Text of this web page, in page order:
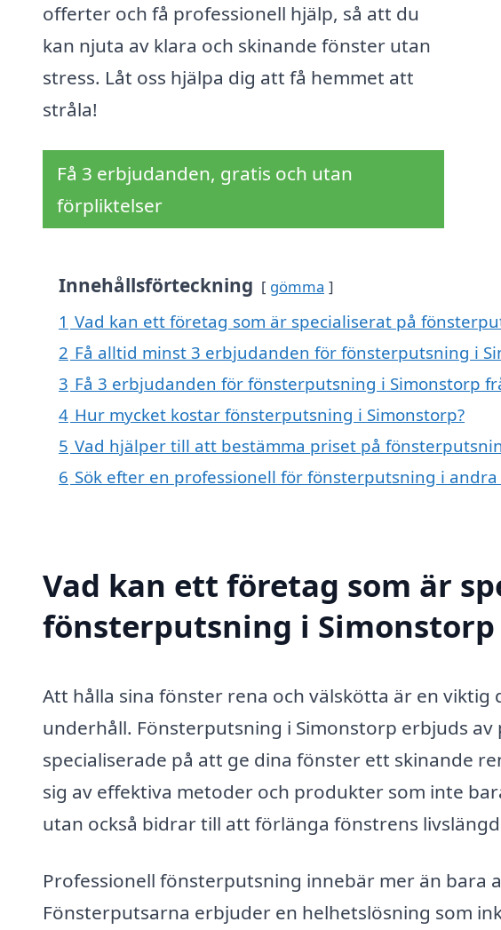
offerter och få professionell hjälp, så att du
kan njuta av klara och skinande fönster utan
stress. Låt oss hjälpa dig att få hemmet att
stråla!
Få 3 erbjudanden, gratis och utan
förpliktelser
Innehållsförteckning gömma
1 Vad kan ett företag som är specialiserat på
2 Få alltid minst 3 erbjudanden för fönsterputsning i
3 Få 3 erbjudanden för fönsterputsning i Simonstorp
4 Hur mycket kostar fönsterputsning i Simonstorp?
5 Vad hjälper till att bestämma priset på
6 Sök efter en professionell för fönsterputsning i
Vad kan ett företag som är
fönsterputsning i
Att hålla sina fönster rena och välskötta är en
underhåll. Fönsterputsning i Simonstorp erbjuds
specialiserade på att ge dina fönster ett skinande
sig av effektiva metoder och produkter som inte
utan också bidrar till att förlänga fönstrens
Professionell fönsterputsning innebär mer än bara
Fönsterputsarna erbjuder en helhetslösning som